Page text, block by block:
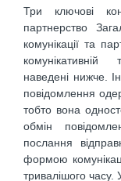
Три ключові
партнерство
комунікації та
комунікативній
наведені нижче.
повідомлення
тобто вона
обмін
послання
формою
тривалішого часу.